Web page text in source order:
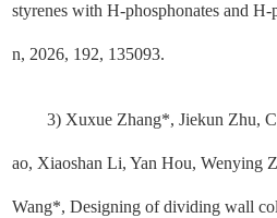
styrenes with H-phosphonates and
n, 2026, 192, 135093.
3) Xuxue Zhang*, Jiekun Zhu,
ao, Xiaoshan Li, Yan Hou, Wenying
Wang*, Designing of dividing wall